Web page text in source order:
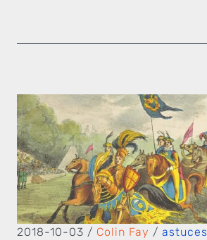
2018-10-03 / Colin Fay / astuces